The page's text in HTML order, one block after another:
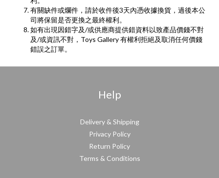
有關缺件或爛件，請於收件後3天內憑收據換貨，過後本公
司將保留是否更換之最終權利。
如有出現因錯字及/或供應商提供錯資料以致產品價錢不對
及/或資訊不對，Toys Gallery 有權利拒絕及取消任何價錢
錯誤之訂單。
Help
Delivery & Shipping
Privacy Policy
Return Policy
Terms & Conditions